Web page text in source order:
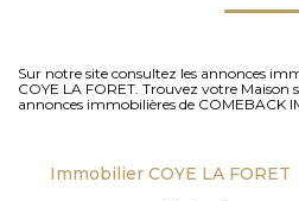
Sur notre site consultez les annonces
COYE LA FORET. Trouvez votre Maison
annonces immobilières de COMEBACK
Immobilier COYE LA FORET